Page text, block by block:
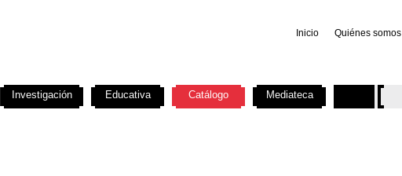
Inicio Quiénes somos
Investigación Educativa Catálogo Mediateca